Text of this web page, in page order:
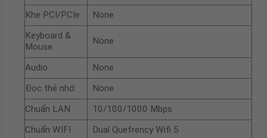
Khe PCI/PCIe
None
Keyboard &
Mouse
None
Audio
None
Đọc thẻ nhớ
None
Chuẩn LAN
10/100/1000 Mbps
Chuẩn WIFI
Dual Quefrency Wifi 5